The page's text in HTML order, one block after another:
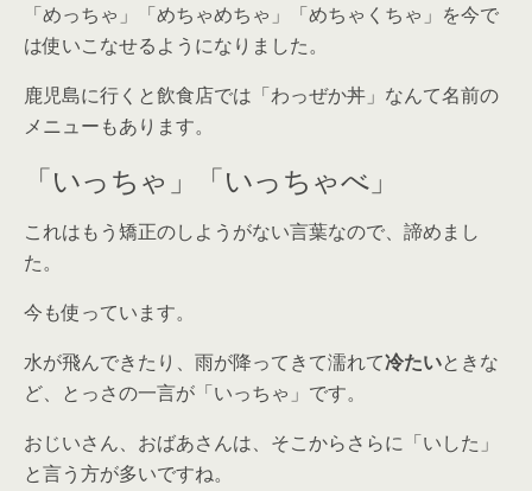
「めっちゃ」「めちゃめちゃ」「めちゃくちゃ」を今で
は使いこなせるようになりました。
鹿児島に行くと飲食店では「わっぜか丼」なんて名前の
メニューもあります。
「いっちゃ」「いっちゃべ」
これはもう矯正のしようがない言葉なので、諦めまし
た。
今も使っています。
水が飛んできたり、雨が降ってきて濡れて冷たいときな
ど、とっさの一言が「いっちゃ」です。
おじいさん、おばあさんは、そこからさらに「いした」
と言う方が多いですね。